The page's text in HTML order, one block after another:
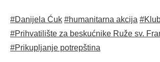
#Danijela Ćuk #humanitarna akcija
#Prihvatilište za beskućnike Ruže sv.
#Prikupljanje potrepština